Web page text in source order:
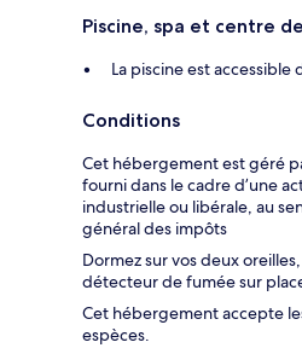
Piscine, spa et centre
La piscine est accessible
Conditions
Cet hébergement est géré
fourni dans le cadre d’une
industrielle ou libérale, au
général des impôts
Dormez sur vos deux
détecteur de fumée sur
Cet hébergement accepte
espèces.